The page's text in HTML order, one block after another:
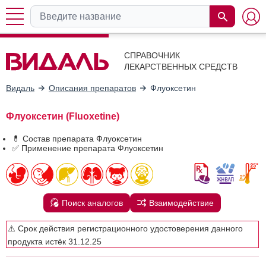
СПРАВОЧНИК
ЛЕКАРСТВЕННЫХ СРЕДСТВ
Видаль Описания препаратов Флуоксетин
Флуоксетин (Fluoxetine)
💊 Состав препарата Флуоксетин
✅ Применение препарата Флуоксетин
Поиск аналогов Взаимодействие
⚠️ Срок действия регистрационного удостоверения данного
продукта истёк 31.12.25